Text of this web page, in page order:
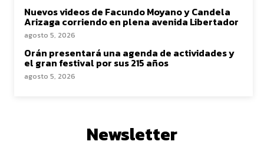
Nuevos videos de Facundo Moyano y Candela
Arizaga corriendo en plena avenida Libertador
agosto 5, 2026
Orán presentará una agenda de actividades y
el gran festival por sus 215 años
agosto 5, 2026
Newsletter